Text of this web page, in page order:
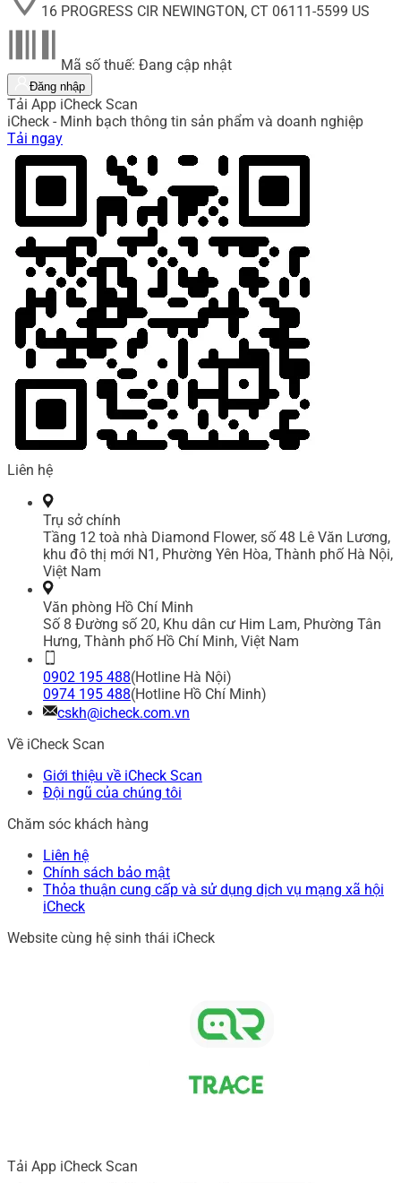
16 PROGRESS CIR NEWINGTON, CT 06111-5599 US
Mã số thuế: Đang cập nhật
Đăng nhập
Tải App iCheck Scan
iCheck - Minh bạch thông tin sản phẩm và doanh nghiệp
Tải ngay
Liên hệ
Trụ sở chính
Tầng 12 toà nhà Diamond Flower, số 48 Lê Văn Lương,
khu đô thị mới N1, Phường Yên Hòa, Thành phố Hà Nội,
Việt Nam
Văn phòng Hồ Chí Minh
Số 8 Đường số 20, Khu dân cư Him Lam, Phường Tân
Hưng, Thành phố Hồ Chí Minh, Việt Nam
0902 195 488(Hotline Hà Nội)
0974 195 488(Hotline Hồ Chí Minh)
cskh@icheck.com.vn
Về iCheck Scan
Giới thiệu về iCheck Scan
Đội ngũ của chúng tôi
Chăm sóc khách hàng
Liên hệ
Chính sách bảo mật
Thỏa thuận cung cấp và sử dụng dịch vụ mạng xã hội
iCheck
Website cùng hệ sinh thái iCheck
Tải App iCheck Scan